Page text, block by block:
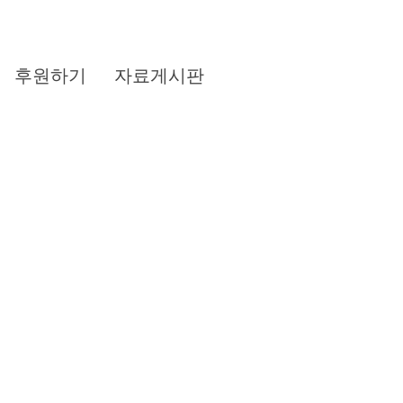
후원하기 자료게시판